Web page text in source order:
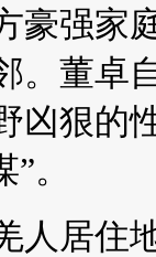
豪强家
。董卓
凶狠的
。
人居住